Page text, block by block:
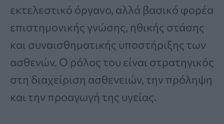
εκτελεστικό όργανο, αλλά βασικό φορέα
επιστημονικής γνώσης, ηθικής στάσης
και συναισθηματικής υποστήριξης των
ασθενών. Ο ρόλος του είναι στρατηγικός
στη διαχείριση ασθενειών, την πρόληψη
και την προαγωγή της υγείας.